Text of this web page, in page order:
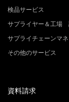
検品サービス
サプライヤー＆工場
サプライチェーンマネ
その他のサービス
資料請求